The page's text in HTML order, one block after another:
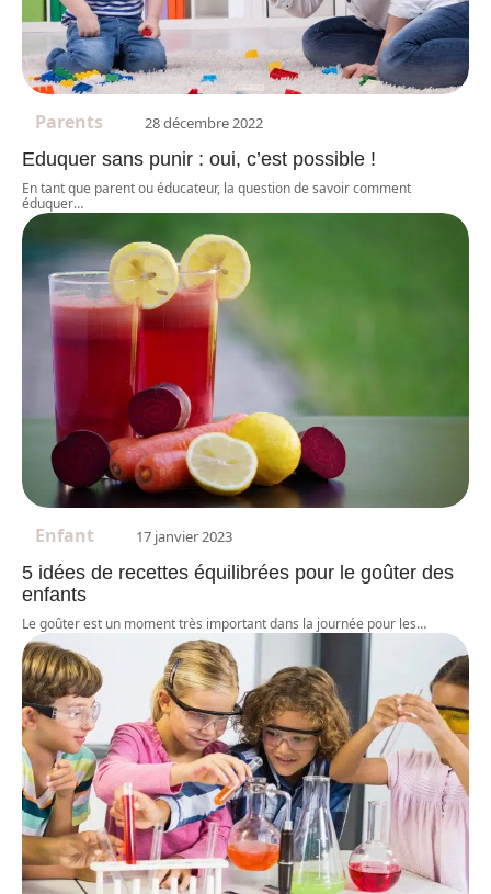
Parents 28 décembre 2022
Eduquer sans punir : oui, c’est possible !
En tant que parent ou éducateur, la question de savoir comment
éduquer…
Enfant 17 janvier 2023
5 idées de recettes équilibrées pour le goûter des
enfants
Le goûter est un moment très important dans la journée pour les…